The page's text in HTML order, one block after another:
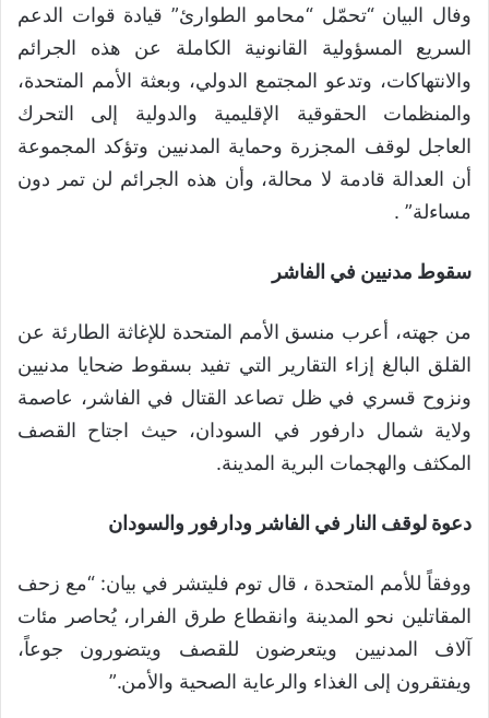
وفال البيان “تحمّل “محامو الطوارئ” قيادة قوات الدعم
السريع المسؤولية القانونية الكاملة عن هذه الجرائم
والانتهاكات، وتدعو المجتمع الدولي، وبعثة الأمم المتحدة،
والمنظمات الحقوقية الإقليمية والدولية إلى التحرك
العاجل لوقف المجزرة وحماية المدنيين وتؤكد المجموعة
أن العدالة قادمة لا محالة، وأن هذه الجرائم لن تمر دون
مساءلة” .
سقوط مدنيين في الفاشر
من جهته، أعرب منسق الأمم المتحدة للإغاثة الطارئة عن
القلق البالغ إزاء التقارير التي تفيد بسقوط ضحايا مدنيين
ونزوح قسري في ظل تصاعد القتال في الفاشر، عاصمة
ولاية شمال دارفور في السودان، حيث اجتاح القصف
المكثف والهجمات البرية المدينة.
دعوة لوقف النار في الفاشر ودارفور والسودان
ووفقاً للأمم المتحدة ، قال توم فليتشر في بيان: “مع زحف
المقاتلين نحو المدينة وانقطاع طرق الفرار، يُحاصر مئات
آلاف المدنيين ويتعرضون للقصف ويتضورون جوعاً،
ويفتقرون إلى الغذاء والرعاية الصحية والأمن.”